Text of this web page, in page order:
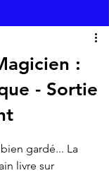
:
- Sortie
5.
gardé... La
livre sur